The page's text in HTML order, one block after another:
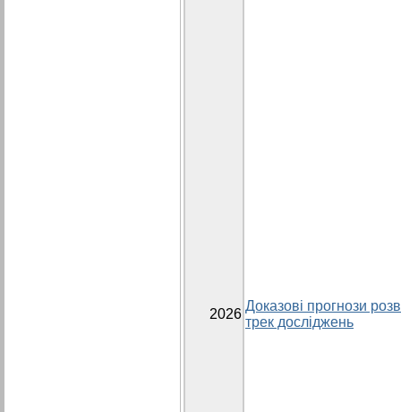
2026
Доказові прогнози
трек досліджень